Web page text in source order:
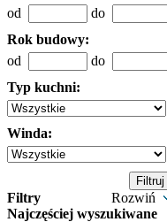
od
do
Rok budowy:
od
do
Typ kuchni:
Winda:
Filtry
Rozwiń
Najczęściej wyszukiwane